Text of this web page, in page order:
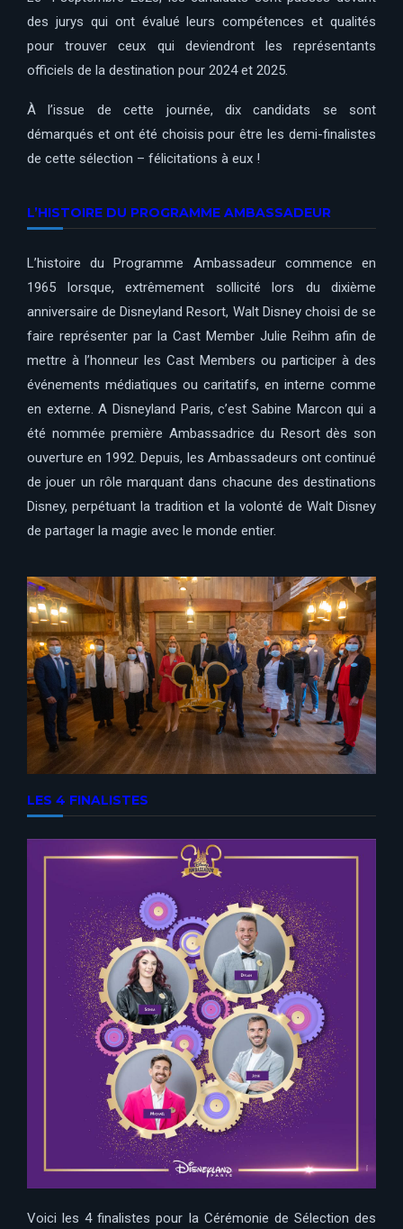
des jurys qui ont évalué leurs compétences et qualités
pour trouver ceux qui deviendront les représentants
officiels de la destination pour 2024 et 2025.
À l’issue de cette journée, dix candidats se sont
démarqués et ont été choisis pour être les demi-finalistes
de cette sélection – félicitations à eux !
L’HISTOIRE DU PROGRAMME AMBASSADEUR
L’histoire du Programme Ambassadeur commence en
1965 lorsque, extrêmement sollicité lors du dixième
anniversaire de Disneyland Resort, Walt Disney choisi de se
faire représenter par la Cast Member Julie Reihm afin de
mettre à l’honneur les Cast Members ou participer à des
événements médiatiques ou caritatifs, en interne comme
en externe. A Disneyland Paris, c’est Sabine Marcon qui a
été nommée première Ambassadrice du Resort dès son
ouverture en 1992. Depuis, les Ambassadeurs ont continué
de jouer un rôle marquant dans chacune des destinations
Disney, perpétuant la tradition et la volonté de Walt Disney
de partager la magie avec le monde entier.
LES 4 FINALISTES
Voici les 4 finalistes pour la Cérémonie de Sélection des